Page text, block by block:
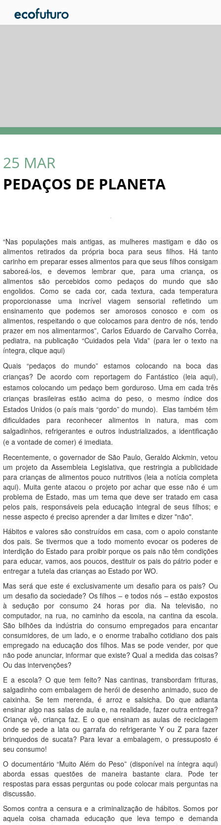
25 MAR
PEDAÇOS DE PLANETA
“Nas populações mais antigas, as mulheres mastigam e dão os
alimentos retirados da própria boca para seus filhos. Há tanto
carinho em preparar esses alimentos para que seus filhos consigam
saboreá-los, e devemos lembrar que, para uma criança, os
alimentos são percebidos como pedaços do mundo que são
engolidos. Como se cada cor, cada textura, cada temperatura
proporcionasse uma incrível viagem sensorial refletindo um
ensinamento que podemos ser amorosos conosco e com os
alimentos, respeitando o que colocamos para dentro de nós, tendo
prazer em nos alimentarmos”, Carlos Eduardo de Carvalho Corrêa,
pediatra, na publicação “Cuidados pela Vida” (para ler o texto na
íntegra, clique aqui)
Quais “pedaços do mundo” estamos colocando na boca das
crianças? De acordo com reportagem do Fantástico (leia aqui),
estamos colocando um pedaço bem gorduroso. Uma em cada três
crianças brasileiras estão acima do peso, o mesmo índice dos
Estados Unidos (o país mais “gordo” do mundo). Elas também têm
dificuldades para reconhecer alimentos in natura, mas com
salgadinhos, refrigerantes e outros industrializados, a identificação
(e a vontade de comer) é imediata.
Recentemente, o governador de São Paulo, Geraldo Alckmin, vetou
um projeto da Assembleia Legislativa, que restringia a publicidade
para crianças de alimentos pouco nutritivos (leia a notícia completa
aqui). Muita gente atacou o projeto por achar que esse não é um
problema de Estado, mas um tema que deve ser tratado em casa
pelos pais, responsáveis pela educação integral de seus filhos; e
nesse aspecto é preciso aprender a dar limites e dizer "não".
Hábitos e valores são construídos em casa, com o apoio constante
dos pais. Se tivermos que a todo momento evocar os poderes de
interdição do Estado para proibir porque os pais não têm condições
para educar, vamos, aos poucos, destituir os pais do pátrio poder e
entregar a tutela das crianças ao Estado por WO.
Mas será que este é exclusivamente um desafio para os pais? Ou
um desafio da sociedade? Os filhos – e todos nós – estão expostos
à sedução por consumo 24 horas por dia. Na televisão, no
computador, na rua, no caminho da escola, na cantina da escola.
São bilhões da indústria do consumo empregados para encantar
consumidores, de um lado, e o enorme trabalho cotidiano dos pais
empregado na educação dos filhos. Mas se pode vender, por que
não pode anunciar, informar que existe? Qual a medida das coisas?
Ou das intervenções?
E a escola? O que tem feito? Nas cantinas, transbordam frituras,
salgadinho com embalagem de herói de desenho animado, suco de
caixinha. Se tem merenda, é arroz e salsicha. Do que adianta
ensinar algo nas salas de aula e, na realidade, fazer outra entrega?
Criança vê, criança faz. E o que ensinam as aulas de reciclagem
onde se pede a lata ou garrafa do refrigerante Y ou Z para fazer
brinquedos de sucata? Para levar a embalagem, o pressuposto é
seu consumo!
O documentário “Muito Além do Peso” (disponível na íntegra aqui)
aborda essas questões de maneira bastante clara. Pode ter
respostas para essas perguntas ou pode colocar mais perguntas na
discussão.
Somos contra a censura e a criminalização de hábitos. Somos por
aquela coisa chamada educação que leva tempo e demanda